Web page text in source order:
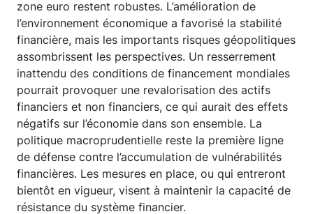
zone euro restent robustes. L’amélioration de
l’environnement économique a favorisé la stabilité
financière, mais les importants risques géopolitiques
assombrissent les perspectives. Un resserrement
inattendu des conditions de financement mondiales
pourrait provoquer une revalorisation des actifs
financiers et non financiers, ce qui aurait des effets
négatifs sur l’économie dans son ensemble. La
politique macroprudentielle reste la première ligne
de défense contre l’accumulation de vulnérabilités
financières. Les mesures en place, ou qui entreront
bientôt en vigueur, visent à maintenir la capacité de
résistance du système financier.